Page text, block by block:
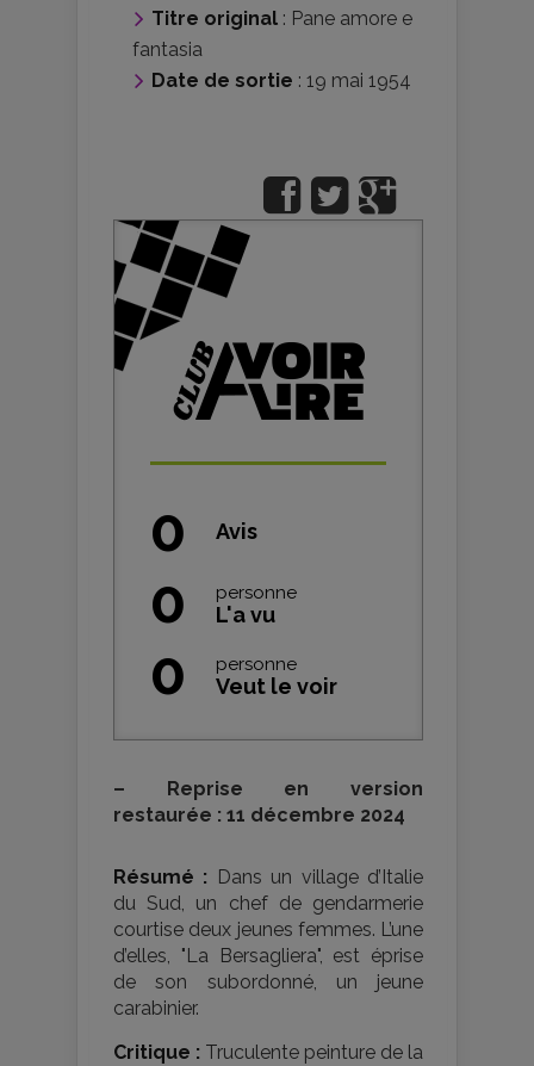
Titre original : Pane amore e
fantasia
Date de sortie : 19 mai 1954
0 Avis
0 personne
L'a vu
0 personne
Veut le voir
– Reprise en version
restaurée : 11 décembre 2024
Résumé : Dans un village d’Italie
du Sud, un chef de gendarmerie
courtise deux jeunes femmes. L’une
d’elles, "La Bersagliera", est éprise
de son subordonné, un jeune
carabinier.
Critique : Truculente peinture de la